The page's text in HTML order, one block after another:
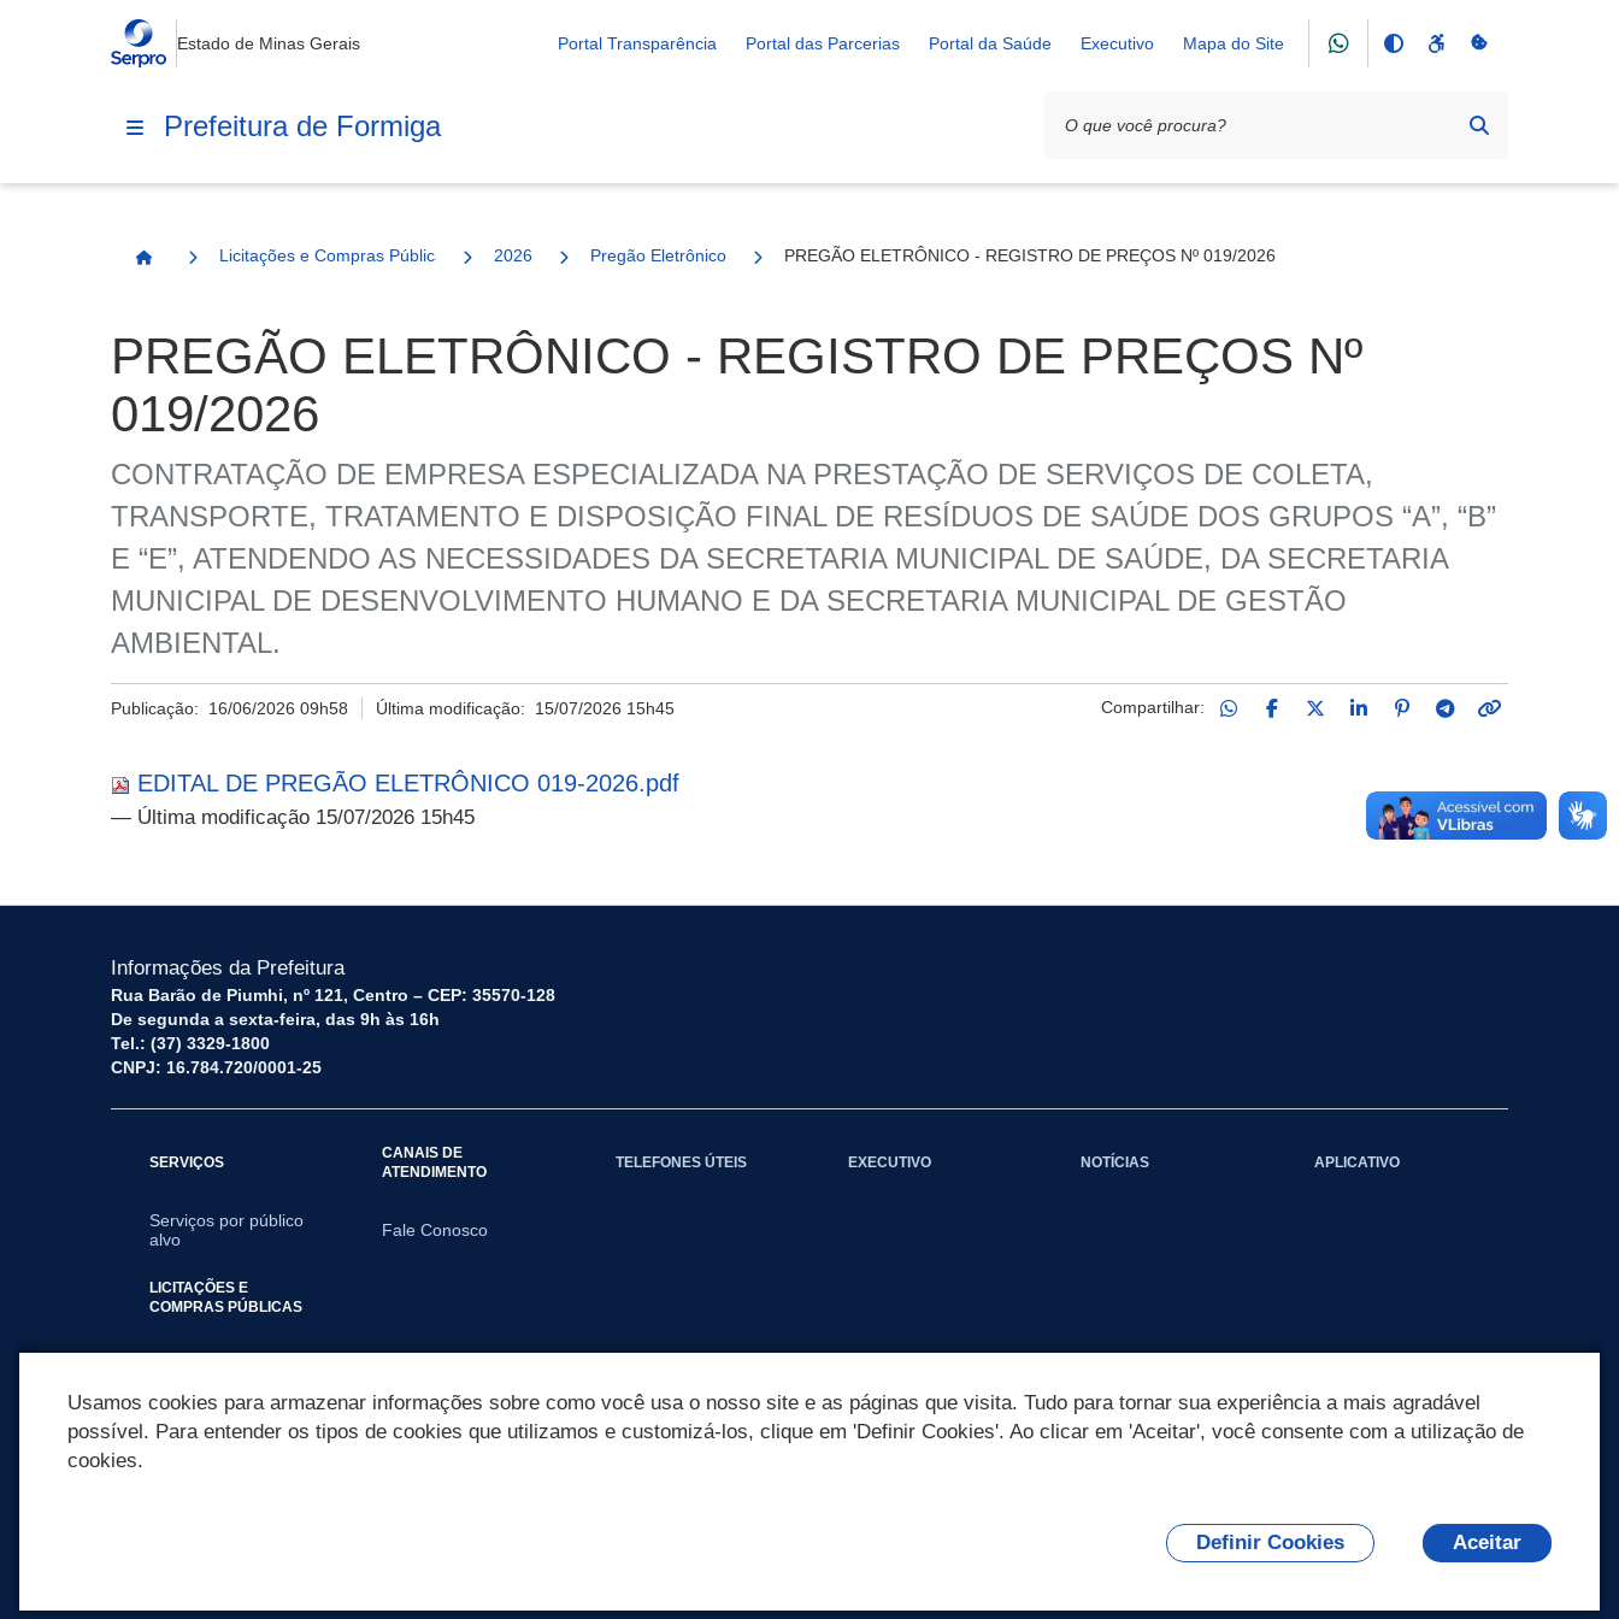
Estado de Minas Gerais Portal Transparência Portal das Parcerias Portal da Saúde Executivo Mapa do Site
Prefeitura de Formiga
Página Inicial
Licitações e Compras Públicas 2026 Pregão Eletrônico PREGÃO ELETRÔNICO - REGISTRO DE PREÇOS Nº 019/2026
PREGÃO ELETRÔNICO - REGISTRO DE PREÇOS Nº
019/2026
CONTRATAÇÃO DE EMPRESA ESPECIALIZADA NA PRESTAÇÃO DE SERVIÇOS DE COLETA,
TRANSPORTE, TRATAMENTO E DISPOSIÇÃO FINAL DE RESÍDUOS DE SAÚDE DOS GRUPOS “A”, “B”
E “E”, ATENDENDO AS NECESSIDADES DA SECRETARIA MUNICIPAL DE SAÚDE, DA SECRETARIA
MUNICIPAL DE DESENVOLVIMENTO HUMANO E DA SECRETARIA MUNICIPAL DE GESTÃO
AMBIENTAL.
Publicação: 16/06/2026 09h58 Última modificação: 15/07/2026 15h45 Compartilhar:
EDITAL DE PREGÃO ELETRÔNICO 019-2026.pdf
— Última modificação 15/07/2026 15h45
Informações da Prefeitura
Rua Barão de Piumhi, nº 121, Centro – CEP: 35570-128
De segunda a sexta-feira, das 9h às 16h
Tel.: (37) 3329-1800
CNPJ: 16.784.720/0001-25
SERVIÇOS
Serviços por público
alvo
CANAIS DE
ATENDIMENTO
Fale Conosco
TELEFONES ÚTEIS EXECUTIVO NOTÍCIAS APLICATIVO
LICITAÇÕES E
COMPRAS PÚBLICAS
Usamos cookies para armazenar informações sobre como você usa o nosso site e as páginas que visita. Tudo para tornar sua experiência a mais agradável
possível. Para entender os tipos de cookies que utilizamos e customizá-los, clique em 'Definir Cookies'. Ao clicar em 'Aceitar', você consente com a utilização de
cookies.
Definir Cookies Aceitar